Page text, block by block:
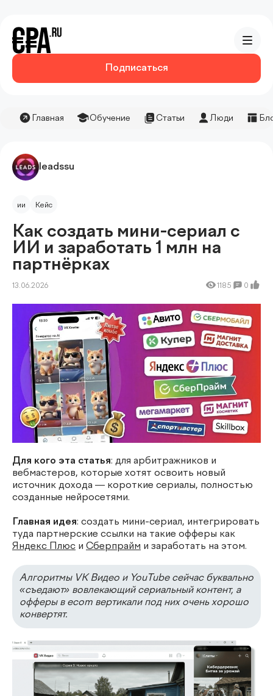
Подписаться
Главная Обучение Статьи Люди
leadssu
ии Кейс
Как создать мини-сериал с
ИИ и заработать 1 млн на
партнёрках
13.06.2026 1185 0
Для кого эта статья: для арбитражников и
вебмастеров, которые хотят освоить новый
источник дохода — короткие сериалы, полностью
созданные нейросетями.
Главная идея: создать мини-сериал, интегрировать
туда партнерские ссылки на такие офферы как
Яндекс Плюс и Сберпрайм и заработать на этом.
Алгоритмы VK Видео и YouTube сейчас буквально
«съедают» вовлекающий сериальный контент, а
офферы в ecom вертикали под них очень хорошо
конвертят.